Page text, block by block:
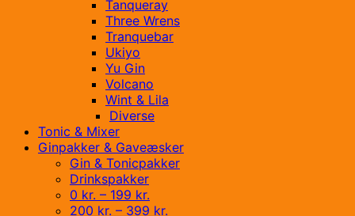
Tanqueray
Three Wrens
Tranquebar
Ukiyo
Yu Gin
Volcano
Wint & Lila
Diverse
Tonic & Mixer
Ginpakker & Gaveæsker
Gin & Tonicpakker
Drinkspakker
0 kr. – 199 kr.
200 kr. – 399 kr.